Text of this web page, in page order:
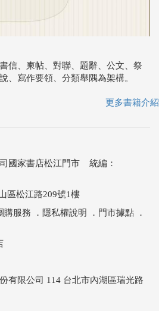
信、柬帖、對聯、題辭、公文、祭
、寫作要領、分類舉隅為架構。
更多書籍介紹
國家書店松江門市 統編：
區松江路209號1樓
購服務 ． 隱私權說明 ． 門市據點 ．
有限公司 114 台北市內湖區瑞光路